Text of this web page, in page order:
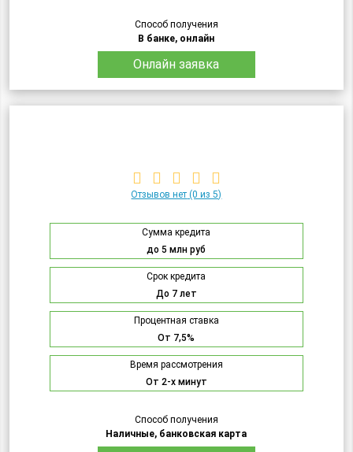
Способ получения
В банке, онлайн
Онлайн заявка
Отзывов нет (0 из 5)
Сумма кредита
до 5 млн руб
Срок кредита
До 7 лет
Процентная ставка
От 7,5%
Время рассмотрения
От 2-х минут
Способ получения
Наличные, банковская карта